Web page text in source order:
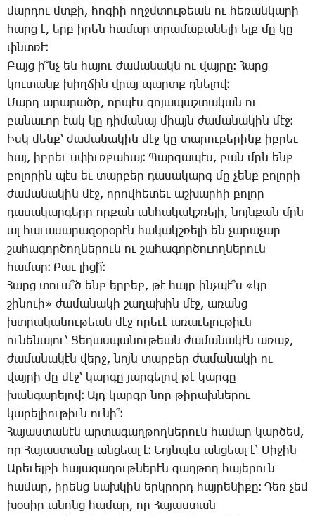
մար­դու մտքի, հո­գիի ողջմ­տու­թեան ու հե­ռան­կա­րի
հարց է, երբ ի­րեն հա­մար տրա­մա­բա­նե­լի ելք մը կը
փնտռէ։
­Բայց ի՞նչ են հա­յու ժա­մա­նակն ու վայ­րը։ ­Հարց
կու­տանք խիղ­ճին վրայ պարտք դնե­լով։
­Մարդ ա­րա­րա­ծը, որ­պէս գո­յա­պաշ­տա­կան ու
բա­նա­ւոր էակ կը դի­մա­նայ միայն ժա­մա­նա­կին մէջ։
Իսկ մենք՝ ժա­մա­նա­կին մէջ կը տա­րու­բե­րինք իբ­րեւ
հայ, իբ­րեւ սփիւռ­քա­հայ։ ­Պար­զա­պէս, բան մըն ենք
բո­լո­րին պէս եւ տար­բեր դա­սա­կարգ մը չենք բո­լո­րի
ժա­մա­նա­կին մէջ, ո­րով­հե­տեւ աշ­խար­հի բո­լոր
դա­սա­կար­գե­րը որ­քան ան­հա­կակշ­ռե­լի, նոյն­քան մըն
ալ հա­ւա­սա­րա­զօ­րօ­րէն հա­կակշ­ռե­լի են չա­րա­չար
շա­հա­գոր­ծող­նե­րուն ու շա­հա­գոր­ծո­ւող­նե­րուն
հա­մար։ ­Քաւ լի­ցի՜։
­Հարց տո­ւա՞ծ ենք եր­բեք, թէ հա­յը ինչ­պէ՞ս «կը
շի­նուի» ժա­մա­նա­կի շա­ղա­խին մէջ, ա­ռանց
խտրա­կա­նու­թեան մէջ ո­րե­ւէ ա­ռա­ւե­լու­թիւն
ու­նե­նա­լու՝ ­Ցե­ղաս­պա­նու­թեան ժա­մա­նա­կէն ա­ռաջ,
ժա­մա­նա­կէն վերջ, նոյն տար­բեր ժա­մա­նա­կի ու
վայ­րի մը մէջ՝ կար­գը յար­գե­լով թէ կար­գը
խան­գա­րե­լով։ Այդ կար­գը նոր թի­րախ­նե­րու
կա­րե­լիու­թիւն ու­նի՞։
­Հա­յաս­տա­նէն ար­տա­գաղ­թող­նե­րուն հա­մար կար­ծեմ,
որ ­Հա­յաս­տա­նը ան­ցեալ է։ ­Նոյն­պէս ան­ցեալ է՝ ­Մի­ջին
Ա­րե­ւել­քի հա­յա­գա­ղութ­նե­րէն գաղ­թող հա­յե­րուն
հա­մար, ի­րենց նախ­կին երկ­րորդ հայ­րե­նի­քը։ ­Դեռ չեմ
խօ­սիր ա­նոնց հա­մար, որ ­Հա­յաս­տան